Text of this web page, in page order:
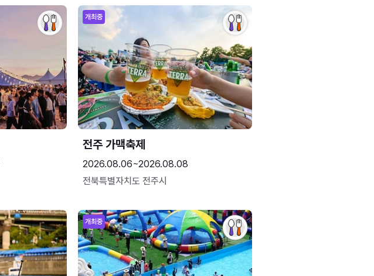
개최중
전주 가맥축제
2026.08.06~2026.08.08
전북특별자치도 전주시
개최중